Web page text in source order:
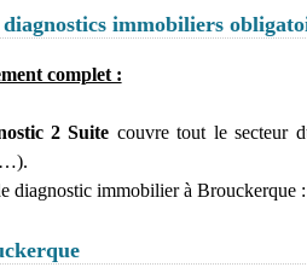
immobiliers
complet :
2 Suite couvre tout le secteur
diagnostic immobilier à Brouckerque :